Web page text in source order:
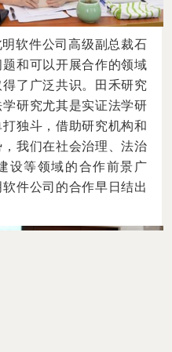
软件公司高级副总裁石
和可以开展合作的领域
了广泛共识。田禾研究
研究尤其是实证法学研
独斗，借助研究机构和
我们在社会治理、法治
设等领域的合作前景广
件公司的合作早日结出